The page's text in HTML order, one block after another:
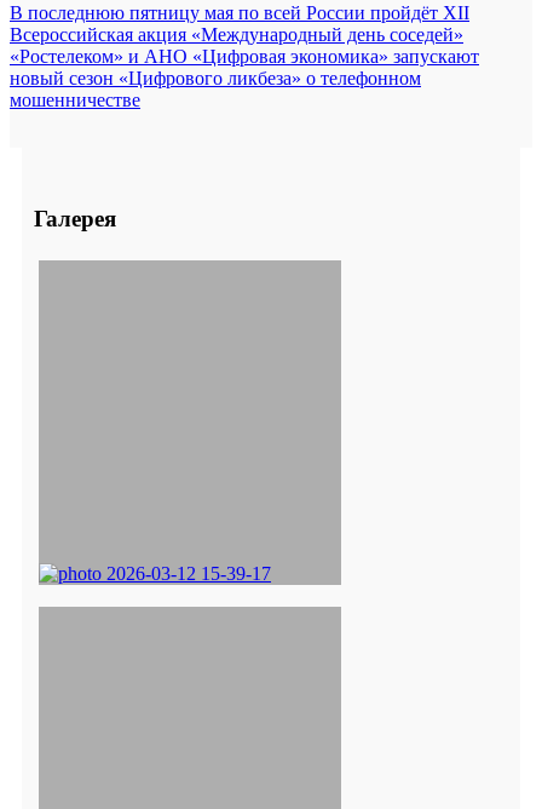
В последнюю пятницу мая по всей России пройдёт XII
Всероссийская акция «Международный день соседей»
«Ростелеком» и АНО «Цифровая экономика» запускают
новый сезон «Цифрового ликбеза» о телефонном
мошенничестве
Галерея